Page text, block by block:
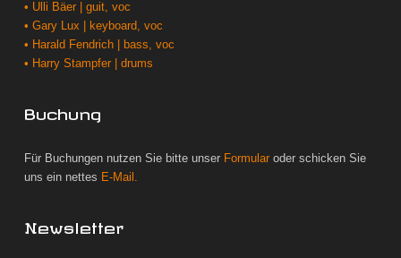
• Ulli Bäer | guit, voc
• Gary Lux | keyboard, voc
• Harald Fendrich | bass, voc
• Harry Stampfer | drums
Buchung
Für Buchungen nutzen Sie bitte unser Formular oder schicken Sie
uns ein nettes E-Mail.
Newsletter